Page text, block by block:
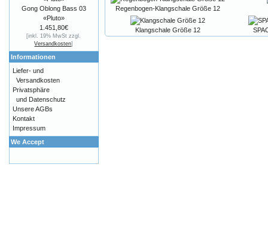
Regenbogen-Klangschale Größe 12
Klangschale Größe 12
Gong Oblong Bass 03
«Pluto»
1.451,80€
[inkl. 19% MwSt zzgl.
Versandkosten]
Informationen
Liefer- und
Versandkosten
Privatsphäre
und Datenschutz
Unsere AGBs
Kontakt
Impressum
We Accept